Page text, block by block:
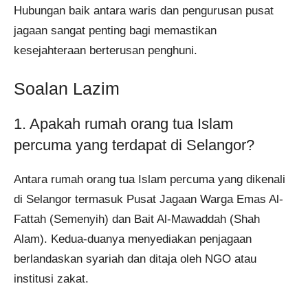
Hubungan baik antara waris dan pengurusan pusat
jagaan sangat penting bagi memastikan
kesejahteraan berterusan penghuni.
Soalan Lazim
1. Apakah rumah orang tua Islam
percuma yang terdapat di Selangor?
Antara rumah orang tua Islam percuma yang dikenali
di Selangor termasuk Pusat Jagaan Warga Emas Al-
Fattah (Semenyih) dan Bait Al-Mawaddah (Shah
Alam). Kedua-duanya menyediakan penjagaan
berlandaskan syariah dan ditaja oleh NGO atau
institusi zakat.